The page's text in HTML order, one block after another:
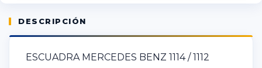
DESCRIPCIÓN
ESCUADRA MERCEDES BENZ 1114 / 1112